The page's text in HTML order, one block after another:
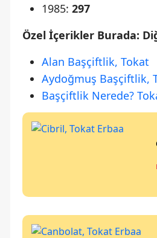
1985: 297
Özel İçerikler Burada:
Alan Başçiftlik, Tokat
Aydoğmuş Başçiftlik,
Başçiftlik Nerede?